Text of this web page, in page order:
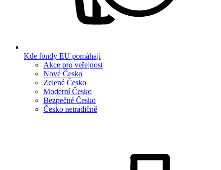
Kde fondy EU pomáhají
Akce pro veřejnost
Nové Česko
Zelené Česko
Moderní Česko
Bezpečné Česko
Česko netradičně